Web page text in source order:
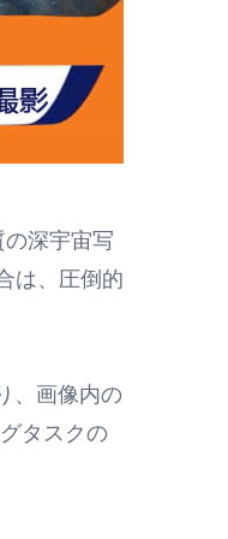
深宇宙写
は、圧倒的
、画像内の
タスクの